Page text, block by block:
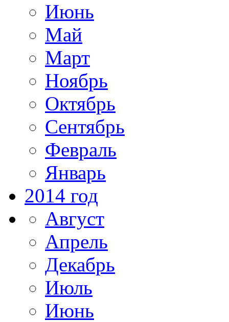
Июнь
Май
Март
Ноябрь
Октябрь
Сентябрь
Февраль
Январь
2014 год
Август
Апрель
Декабрь
Июль
Июнь